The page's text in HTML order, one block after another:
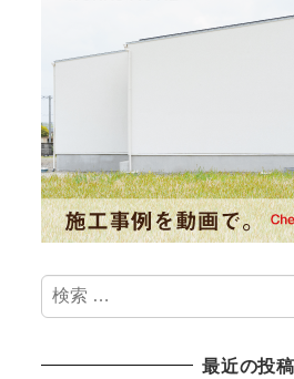
検
索
最近の投稿